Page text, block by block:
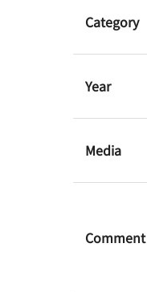
Category
Year
Media
Comment